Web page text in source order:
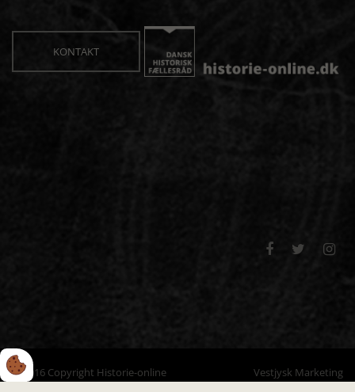
KONTAKT
  
© 2016 Copyright Historie-online Vestjysk Marketing